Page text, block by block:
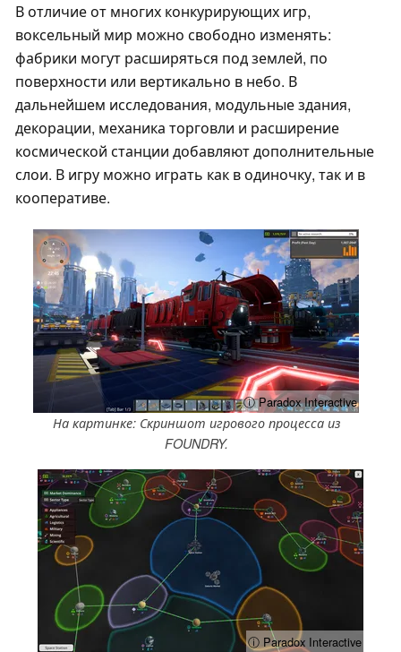
В отличие от многих конкурирующих игр,
воксельный мир можно свободно изменять:
фабрики могут расширяться под землей, по
поверхности или вертикально в небо. В
дальнейшем исследования, модульные здания,
декорации, механика торговли и расширение
космической станции добавляют дополнительные
слои. В игру можно играть как в одиночку, так и в
кооперативе.
ⓘ Paradox Interactive
На картинке: Скриншот игрового процесса из
FOUNDRY.
ⓘ Paradox Interactive